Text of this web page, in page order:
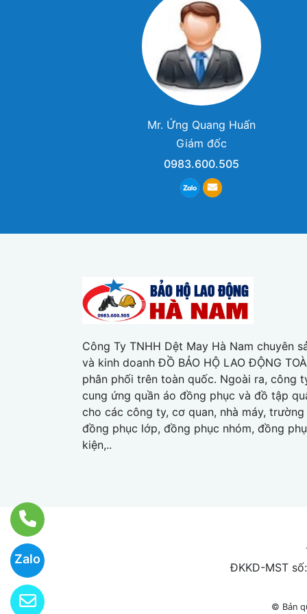
Zalo
Mr. Ứng Quang Huấn
Giám đốc
0983.600.505
Công Ty TNHH Dệt May Hà Nam chuyên
và kinh doanh ĐỒ BẢO HỘ LAO ĐỘNG
phân phối trên toàn quốc. Ngoài ra, công
cung ứng quần áo đồng phục và đồ tập
cho các công ty, cơ quan, nhà máy, trường
đồng phục lớp, đồng phục nhóm, đồng
kiện,..
ĐKKD-MST
© Bản